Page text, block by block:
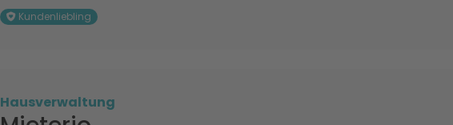
Kundenliebling
Hausverwaltung